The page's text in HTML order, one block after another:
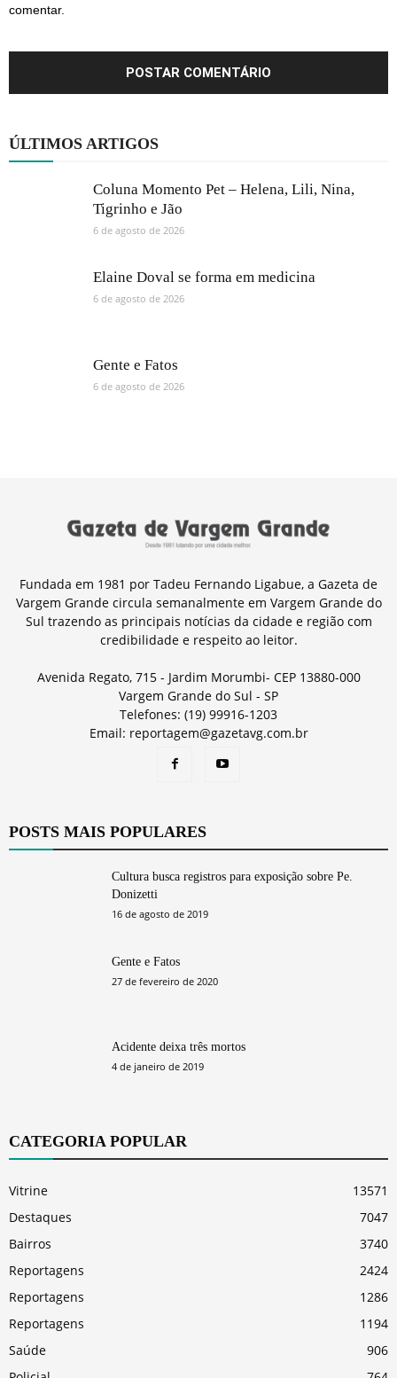
comentar.
ÚLTIMOS ARTIGOS
Coluna Momento Pet – Helena, Lili, Nina,
Tigrinho e Jão
6 de agosto de 2026
Elaine Doval se forma em medicina
6 de agosto de 2026
Gente e Fatos
6 de agosto de 2026
Fundada em 1981 por Tadeu Fernando Ligabue, a Gazeta de
Vargem Grande circula semanalmente em Vargem Grande do
Sul trazendo as principais notícias da cidade e região com
credibilidade e respeito ao leitor.
Avenida Regato, 715 - Jardim Morumbi- CEP 13880-000
Vargem Grande do Sul - SP
Telefones: (19) 99916-1203
Email: reportagem@gazetavg.com.br
POSTS MAIS POPULARES
Cultura busca registros para exposição sobre Pe.
Donizetti
16 de agosto de 2019
Gente e Fatos
27 de fevereiro de 2020
Acidente deixa três mortos
4 de janeiro de 2019
CATEGORIA POPULAR
Vitrine
13571
Destaques
7047
Bairros
3740
Reportagens
2424
Reportagens
1286
Reportagens
1194
Saúde
906